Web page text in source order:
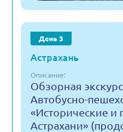
День 3
Астрахань
Описание:
Обзорная
Автобусно-
«Исторические и
Астрахани»